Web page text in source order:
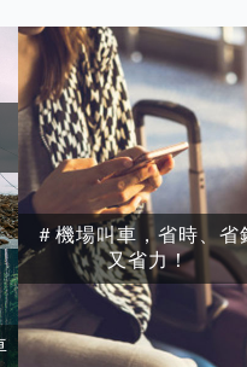
＃機場叫車，省時、省
又省力！